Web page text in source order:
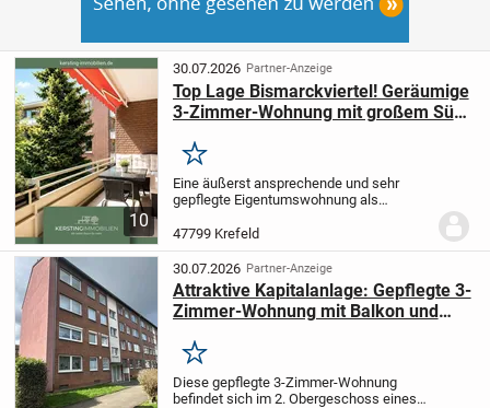
10
30.07.2026 Partner-Anzeige
Top Lage Bismarckviertel! Geräumige
3-Zimmer-Wohnung mit großem Süd-
Merken
Eine äußerst ansprechende und sehr
gepflegte Eigentumswohnung als
Obergeschoss eines gepflegten
Wohnhauses erwartet Sie diese schöne
Immobilie mit durchdachtem...
47799 Krefeld
30.07.2026 Partner-Anzeige
Attraktive Kapitalanlage: Gepflegte 3-
Zimmer-Wohnung mit Balkon und
Merken
Diese gepflegte 3-Zimmer-Wohnung
befindet sich im 2. Obergeschoss eines